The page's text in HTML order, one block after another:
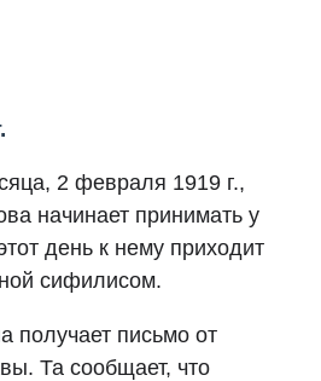
2 февраля 1919 г.,
начинает принимать у
день к нему приходит
сифилисом.
получает письмо от
Та сообщает, что